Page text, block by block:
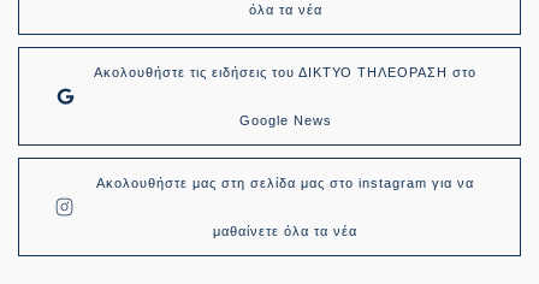
όλα τα νέα
Ακολουθήστε τις ειδήσεις του ΔΙΚΤΥΟ ΤΗΛΕΟΡΑΣΗ στο
Google News
Ακολουθήστε μας στη σελίδα μας στο instagram για να
μαθαίνετε όλα τα νέα